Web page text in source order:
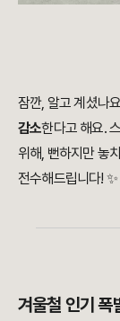
잠깐, 알고 계셨나
감소한다고 해요.
위해, 뻔하지만 놓
전수해드립니다! ✨
겨울철 인기 폭